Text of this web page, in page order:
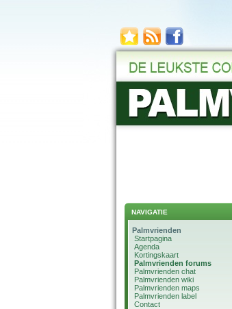
NAVIGATIE
Palmvrienden
Startpagina
Agenda
Kortingskaart
Palmvrienden forums
Palmvrienden chat
Palmvrienden wiki
Palmvrienden maps
Palmvrienden label
Contact